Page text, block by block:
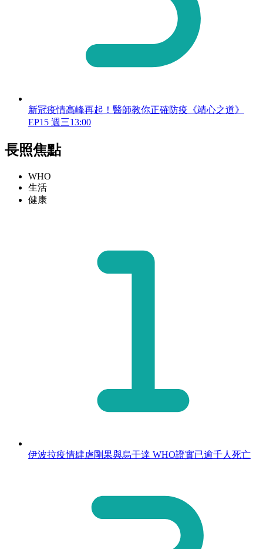
新冠疫情高峰再起！醫師教你正確防疫《靖心之道》
EP15 週三13:00
長照焦點
WHO
生活
健康
伊波拉疫情肆虐剛果與烏干達 WHO證實已逾千人死亡